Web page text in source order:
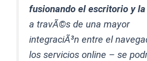
fusionando el escritorio y la
a travÃ©s de una mayor
integraciÃ³n entre el
los servicios online – se